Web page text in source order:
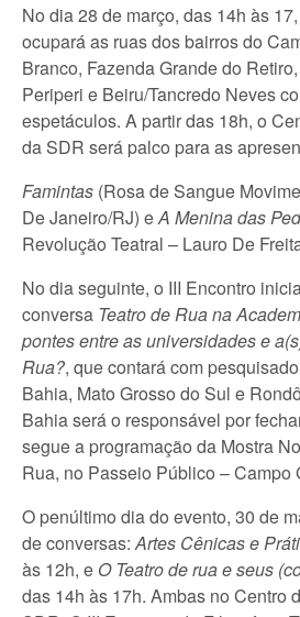
No dia 28 de março, das 14h às
ocupará as ruas dos bairros do
Branco, Fazenda Grande do
Periperi e Beiru/Tancredo Neves
espetáculos. A partir das 18h, o
da SDR será palco para as
Famintas (Rosa de Sangue
De Janeiro/RJ) eA Menina das
Revolução Teatral – Lauro De
No dia seguinte, o III Encontro
conversa Teatro de Rua na
pontes entre as universidades e
Rua?, que contará com
Bahia, Mato Grosso do Sul e
Bahia será o responsável por
segue a programação da Mostra
Rua, no Passeio Público – Campo
O penúltimo dia do evento, 30 de
de conversas: Artes Cênicas e
às 12h, e O Teatro de rua e seus
das 14h às 17h. Ambas no Centro